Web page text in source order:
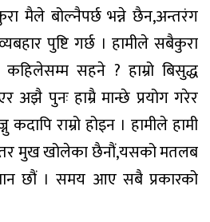
मैले बोल्नैपर्छ भन्ने छैन,अन्तरंग
पुष्टि गर्छ । हामीले सबैकुरा
कहिलेसम्म सहने ? हाम्रो बिसुद्ध
अझै पुनः हाम्रै मान्छे प्रयोग गरेर
राम्रो होइन । हामीले हामी
तर मुख खोलेका छैनौं,यसको मतलब
छौं । समय आए सबै प्रकारको